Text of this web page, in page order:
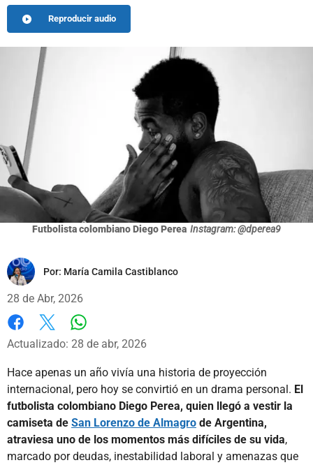
Reproducir audio
Futbolista colombiano Diego Perea Instagram: @dperea9
Por: María Camila Castiblanco
28 de Abr, 2026
Facebook
X
Actualizado: 28 de abr, 2026
Hace apenas un año vivía una historia de proyección
internacional, pero hoy se convirtió en un drama personal. El
futbolista colombiano Diego Perea, quien llegó a vestir la
camiseta de San Lorenzo de Almagro de Argentina,
atraviesa uno de los momentos más difíciles de su vida,
marcado por deudas, inestabilidad laboral y amenazas que